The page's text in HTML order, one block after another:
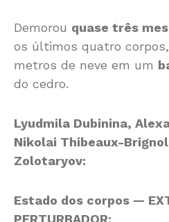
Demorou quase três
os últimos quatro
metros de neve em um
do cedro.
Lyudmila Dubinina,
Nikolai Thibeaux-
Zolotaryov:
Estado dos corpos —
PERTURBADOR: